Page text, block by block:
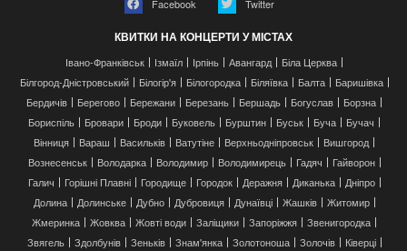
Facebook Twitter
КВИТКИ НА КОНЦЕРТИ У МІСТАХ
Івано-Франківськ Ізмаїл Ірпінь Авангард
Біла Церква
Білгород-Дністровський
Білогір'я Білогородка Біляївка Балта
Баришівка
Бердичів
Берегово Бережани Березань Бершадь Богуслав
Борзна
Бориспіль
Бровари Броди Буковель Бурштин Буськ Буча
Бучач
Вінниця
Вараш Васильків Ватутіне Верхньодніпровськ
Вишгород
Вознесенськ
Володарка Володимир Володимирець Гадяч
Гайворон
Галич
Горішні Плавні Городище Городок Деражня Диканька
Дніпро
Долина
Долинське Дубно Дубровиця Дунаївці Жашків
Житомир
Жмеринка
Жовква Жовті води Заліщики Запоріжжя
Звенигородка
Звягель
Здолбунів Зеньків Знам'янка Золотоноша Золочів
Ківерці